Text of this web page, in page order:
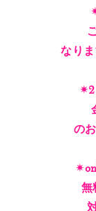
なり
✴︎2
の
無